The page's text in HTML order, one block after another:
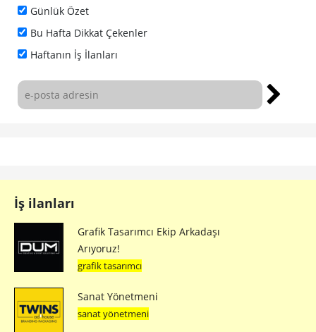
Günlük Özet
Bu Hafta Dikkat Çekenler
Haftanın İş İlanları
İş ilanları
Grafik Tasarımcı Ekip Arkadaşı
Arıyoruz!
grafik tasarımcı
Sanat Yönetmeni
sanat yönetmeni